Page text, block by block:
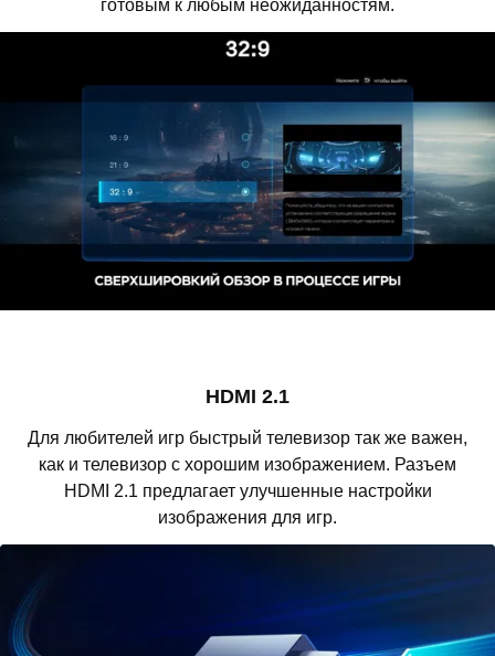
готовым к любым неожиданностям.
HDMI 2.1
Для любителей игр быстрый телевизор так же важен,
как и телевизор с хорошим изображением. Разъем
HDMI 2.1 предлагает улучшенные настройки
изображения для игр.